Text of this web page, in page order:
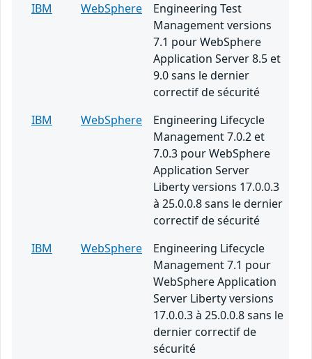
IBM
WebSphere
Engineering Test
Management versions
7.1 pour WebSphere
Application Server 8.5 et
9.0 sans le dernier
correctif de sécurité
IBM
WebSphere
Engineering Lifecycle
Management 7.0.2 et
7.0.3 pour WebSphere
Application Server
Liberty versions 17.0.0.3
à 25.0.0.8 sans le dernier
correctif de sécurité
IBM
WebSphere
Engineering Lifecycle
Management 7.1 pour
WebSphere Application
Server Liberty versions
17.0.0.3 à 25.0.0.8 sans le
dernier correctif de
sécurité